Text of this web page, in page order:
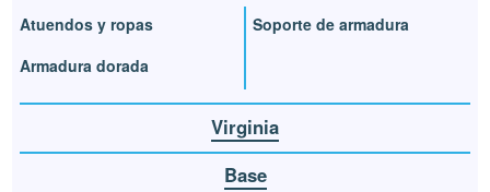
Atuendos y ropas
Armadura dorada
Soporte de armadura
Virginia
Base